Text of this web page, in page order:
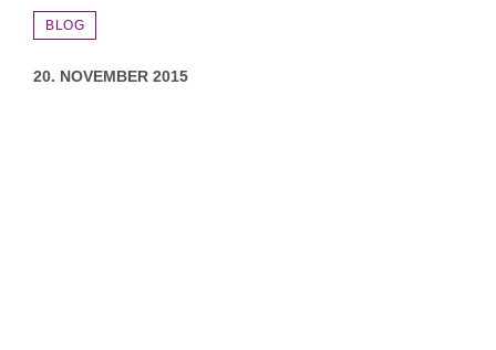
BLOG
20. NOVEMBER 2015